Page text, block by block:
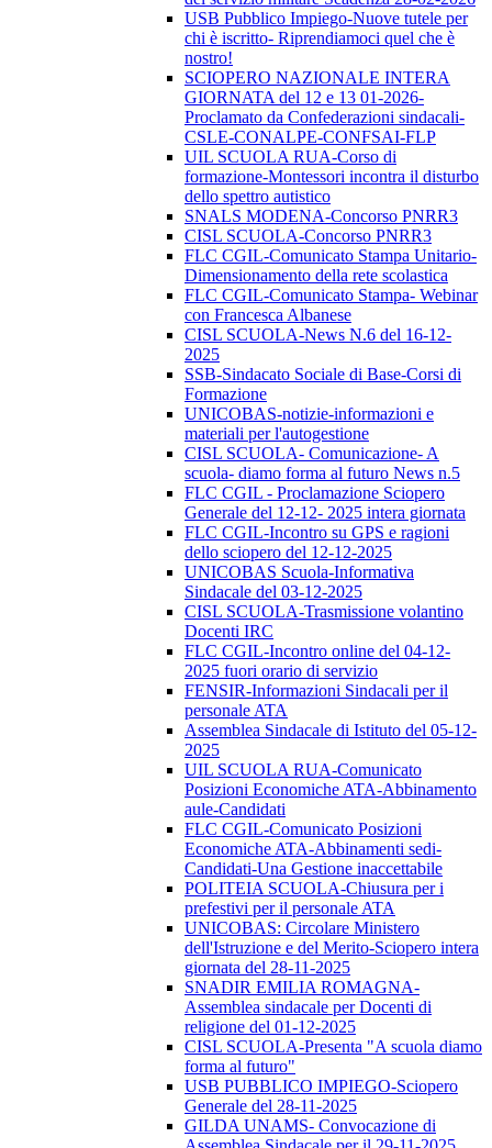
USB Pubblico Impiego-Nuove tutele per
chi è iscritto- Riprendiamoci quel che è
nostro!
SCIOPERO NAZIONALE INTERA
GIORNATA del 12 e 13 01-2026-
Proclamato da Confederazioni sindacali-
CSLE-CONALPE-CONFSAI-FLP
UIL SCUOLA RUA-Corso di
formazione-Montessori incontra il disturbo
dello spettro autistico
SNALS MODENA-Concorso PNRR3
CISL SCUOLA-Concorso PNRR3
FLC CGIL-Comunicato Stampa Unitario-
Dimensionamento della rete scolastica
FLC CGIL-Comunicato Stampa- Webinar
con Francesca Albanese
CISL SCUOLA-News N.6 del 16-12-
2025
SSB-Sindacato Sociale di Base-Corsi di
Formazione
UNICOBAS-notizie-informazioni e
materiali per l'autogestione
CISL SCUOLA- Comunicazione- A
scuola- diamo forma al futuro News n.5
FLC CGIL - Proclamazione Sciopero
Generale del 12-12- 2025 intera giornata
FLC CGIL-Incontro su GPS e ragioni
dello sciopero del 12-12-2025
UNICOBAS Scuola-Informativa
Sindacale del 03-12-2025
CISL SCUOLA-Trasmissione volantino
Docenti IRC
FLC CGIL-Incontro online del 04-12-
2025 fuori orario di servizio
FENSIR-Informazioni Sindacali per il
personale ATA
Assemblea Sindacale di Istituto del 05-12-
2025
UIL SCUOLA RUA-Comunicato
Posizioni Economiche ATA-Abbinamento
aule-Candidati
FLC CGIL-Comunicato Posizioni
Economiche ATA-Abbinamenti sedi-
Candidati-Una Gestione inaccettabile
POLITEIA SCUOLA-Chiusura per i
prefestivi per il personale ATA
UNICOBAS: Circolare Ministero
dell'Istruzione e del Merito-Sciopero intera
giornata del 28-11-2025
SNADIR EMILIA ROMAGNA-
Assemblea sindacale per Docenti di
religione del 01-12-2025
CISL SCUOLA-Presenta "A scuola diamo
forma al futuro"
USB PUBBLICO IMPIEGO-Sciopero
Generale del 28-11-2025
GILDA UNAMS- Convocazione di